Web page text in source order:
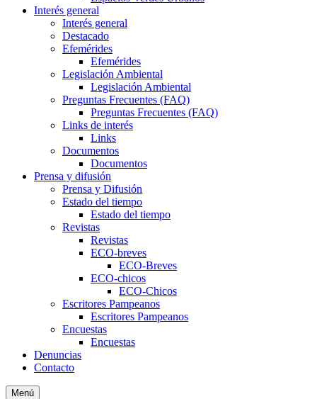
Interés general
Interés general
Destacado
Efemérides
Efemérides
Legislación Ambiental
Legislación Ambiental
Preguntas Frecuentes (FAQ)
Preguntas Frecuentes (FAQ)
Links de interés
Links
Documentos
Documentos
Prensa y difusión
Prensa y Difusión
Estado del tiempo
Estado del tiempo
Revistas
Revistas
ECO-breves
ECO-Breves
ECO-chicos
ECO-Chicos
Escritores Pampeanos
Escritores Pampeanos
Encuestas
Encuestas
Denuncias
Contacto
Menú